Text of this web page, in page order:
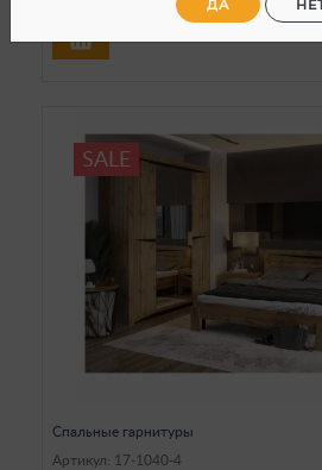
SALE
Спальные гарнитуры
Артикул: 17-1040-4
ДА